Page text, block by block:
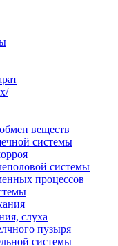
веществ
системы
системы
процессов
слуха
пузыря
системы